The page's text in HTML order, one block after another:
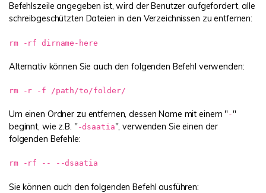
Befehlszeile angegeben ist, wird der Benutzer aufgefordert, alle
schreibgeschützten Dateien in den Verzeichnissen zu entfernen:
rm -rf dirname-here
Alternativ können Sie auch den folgenden Befehl verwenden:
rm -r -f /path/to/folder/
Um einen Ordner zu entfernen, dessen Name mit einem "- "
beginnt, wie z.B. "-dsaatia", verwenden Sie einen der
folgenden Befehle:
rm -rf -- --dsaatia
Sie können auch den folgenden Befehl ausführen: